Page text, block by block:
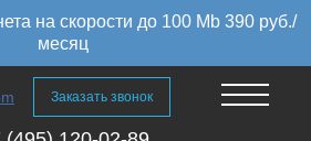
на скорости до 100 Mb 390 руб./
месяц
Заказать звонок